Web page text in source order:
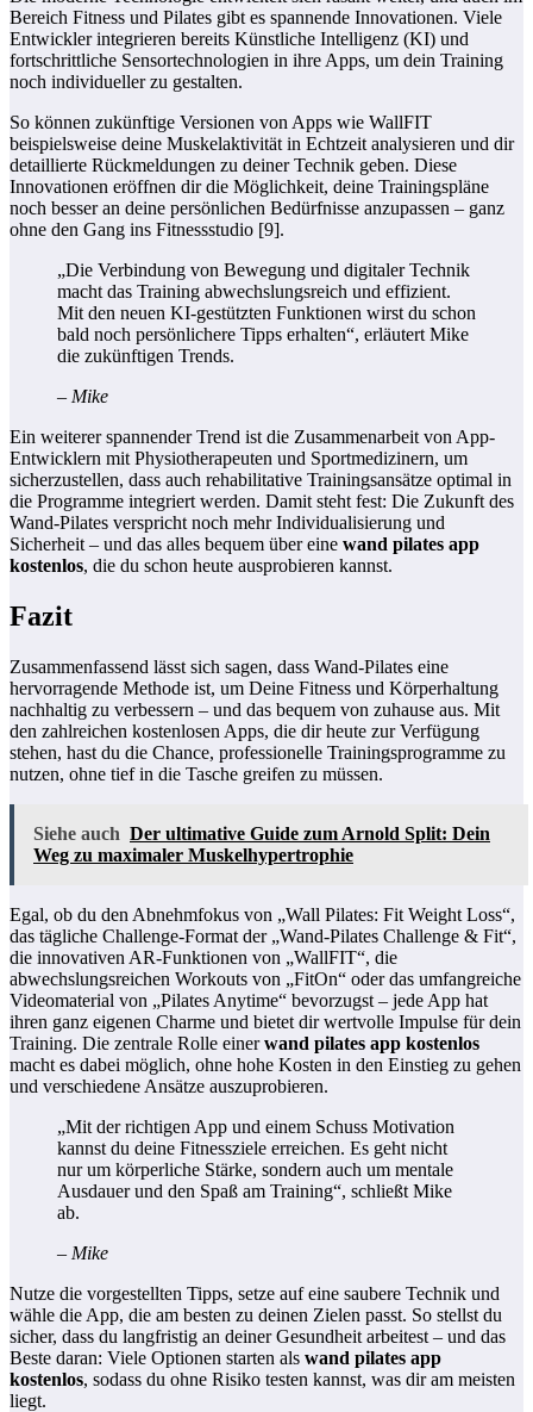
Bereich Fitness und Pilates gibt es spannende Innovationen. Viele
Entwickler integrieren bereits Künstliche Intelligenz (KI) und
fortschrittliche Sensortechnologien in ihre Apps, um dein Training
noch individueller zu gestalten.
So können zukünftige Versionen von Apps wie WallFIT
beispielsweise deine Muskelaktivität in Echtzeit analysieren und dir
detaillierte Rückmeldungen zu deiner Technik geben. Diese
Innovationen eröffnen dir die Möglichkeit, deine Trainingspläne
noch besser an deine persönlichen Bedürfnisse anzupassen – ganz
ohne den Gang ins Fitnessstudio [9].
„Die Verbindung von Bewegung und digitaler Technik
macht das Training abwechslungsreich und effizient.
Mit den neuen KI-gestützten Funktionen wirst du schon
bald noch persönlichere Tipps erhalten“, erläutert Mike
die zukünftigen Trends.
– Mike
Ein weiterer spannender Trend ist die Zusammenarbeit von App-
Entwicklern mit Physiotherapeuten und Sportmedizinern, um
sicherzustellen, dass auch rehabilitative Trainingsansätze optimal in
die Programme integriert werden. Damit steht fest: Die Zukunft des
Wand-Pilates verspricht noch mehr Individualisierung und
Sicherheit – und das alles bequem über eine wand pilates app
kostenlos, die du schon heute ausprobieren kannst.
Fazit
Zusammenfassend lässt sich sagen, dass Wand-Pilates eine
hervorragende Methode ist, um Deine Fitness und Körperhaltung
nachhaltig zu verbessern – und das bequem von zuhause aus. Mit
den zahlreichen kostenlosen Apps, die dir heute zur Verfügung
stehen, hast du die Chance, professionelle Trainingsprogramme zu
nutzen, ohne tief in die Tasche greifen zu müssen.
Siehe auch Der ultimative Guide zum Arnold Split: Dein
Weg zu maximaler Muskelhypertrophie
Egal, ob du den Abnehmfokus von „Wall Pilates: Fit Weight Loss“,
das tägliche Challenge-Format der „Wand-Pilates Challenge & Fit“,
die innovativen AR-Funktionen von „WallFIT“, die
abwechslungsreichen Workouts von „FitOn“ oder das umfangreiche
Videomaterial von „Pilates Anytime“ bevorzugst – jede App hat
ihren ganz eigenen Charme und bietet dir wertvolle Impulse für dein
Training. Die zentrale Rolle einerwand pilates app kostenlos
macht es dabei möglich, ohne hohe Kosten in den Einstieg zu gehen
und verschiedene Ansätze auszuprobieren.
„Mit der richtigen App und einem Schuss Motivation
kannst du deine Fitnessziele erreichen. Es geht nicht
nur um körperliche Stärke, sondern auch um mentale
Ausdauer und den Spaß am Training“, schließt Mike
ab.
– Mike
Nutze die vorgestellten Tipps, setze auf eine saubere Technik und
wähle die App, die am besten zu deinen Zielen passt. So stellst du
sicher, dass du langfristig an deiner Gesundheit arbeitest – und das
Beste daran: Viele Optionen starten als wand pilates app
kostenlos, sodass du ohne Risiko testen kannst, was dir am meisten
liegt.